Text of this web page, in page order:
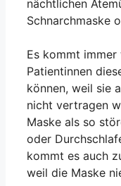
nächtlichen
Schnarchmaske
Es kommt
Patientinnen
können, weil sie
nicht vertragen
Maske als so
oder
kommt es auch
weil die Maske